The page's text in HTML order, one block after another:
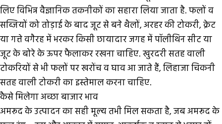
लिए विभिन्न वैज्ञानिक तकनीकों का सहारा लिया जाता है. फलों व
सब्जियों को तोड़ाई के बाद जूट से बने थैलों, अरहर की टोकरी, क्रेट
या गत्ते वगैरह में भरकर किसी छायादार जगह में पॉलीथिन सीट या
जूट के बोरे के ऊपर फैलाकर रखना चाहिए. खुरदरी सतह वाली
टोकरियों से भी फलों पर खरोंच व घाव आ जाते हैं, लिहाजा चिकनी
सतह वाली टोकरी का इस्तेमाल करना चाहिए.
कैसे मिलेगा अच्छा बाजार भाव
अमरूद के उत्पादन का सही मूल्य तभी मिल सकता है, जब अमरूद के